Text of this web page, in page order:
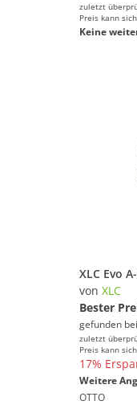
zuletzt
Preis kann
Keine
von XLC
Bester
gefunden bei
zuletzt
Preis kann
17%
Weitere
OTTO